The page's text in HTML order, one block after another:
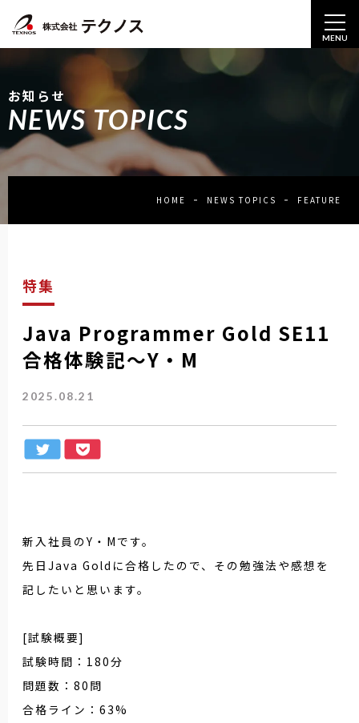
MENU
お知らせ
NEWS TOPICS
HOME NEWS TOPICS FEATURE
特集
Java Programmer Gold SE11
合格体験記～Y・M
2025.08.21
新入社員のY・Mです。
先日Java Goldに合格したので、その勉強法や感想を
記したいと思います。
[試験概要]
試験時間：180分
問題数：80問
合格ライン：63%